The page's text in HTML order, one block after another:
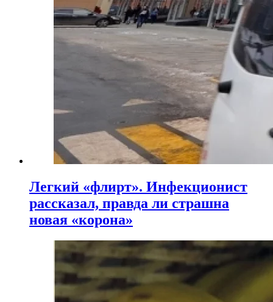
Легкий «флирт». Инфекционист
рассказал, правда ли страшна
новая «корона»